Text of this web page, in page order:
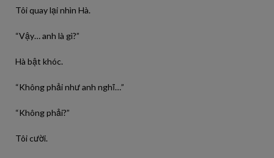
Tôi quay lại nhìn Hà.
“Vậy… anh là gì?”
Hà bật khóc.
“Không phải như anh nghĩ…”
“Không phải?”
Tôi cười.